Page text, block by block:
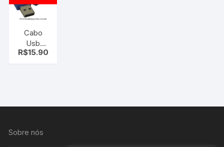
Cabo
Usb
Nokia
antiga
R$15.90
Sobre nós